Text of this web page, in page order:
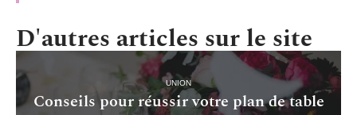
D'autres articles sur le site
UNION
Conseils pour réussir votre plan de table